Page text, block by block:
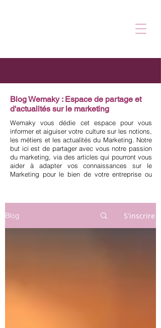
Blog Wemaky : Espace de partage et
d'actualités sur le marketing
Wemaky vous dédie cet espace pour vous
informer et aiguiser votre culture sur les notions,
les métiers et les actualités du Marketing. Notre
but ici est de partager avec vous notre passion
du marketing, via des articles qui pourront vous
aider à adapter vos connaissances sur le
Marketing pour le bien de votre entreprise ou
Blog S'inscrire